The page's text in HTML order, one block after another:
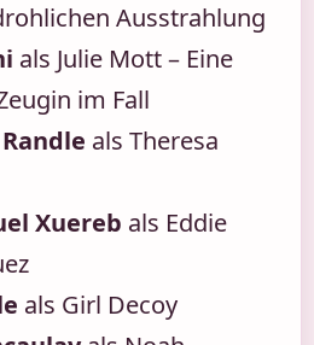
Ausstrahlung
als Julie Mott – Eine
im Fall
als Theresa
Xuereb als Eddie
als Girl Decoy